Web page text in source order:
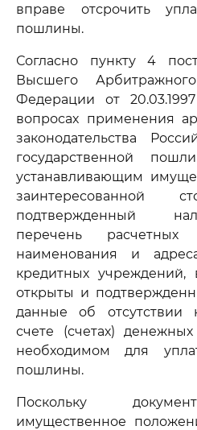
вправе отсрочить
пошлины.
Согласно пункту 4
Высшего
Федерации от
вопросах применения
законодательства
государственной
устанавливающим
заинтересованной
подтвержденный
перечень
наименования и
кредитных учреждений,
открыты и
данные об отсутствии
счете (счетах)
необходимом для
пошлины.
Поскольку
имущественное